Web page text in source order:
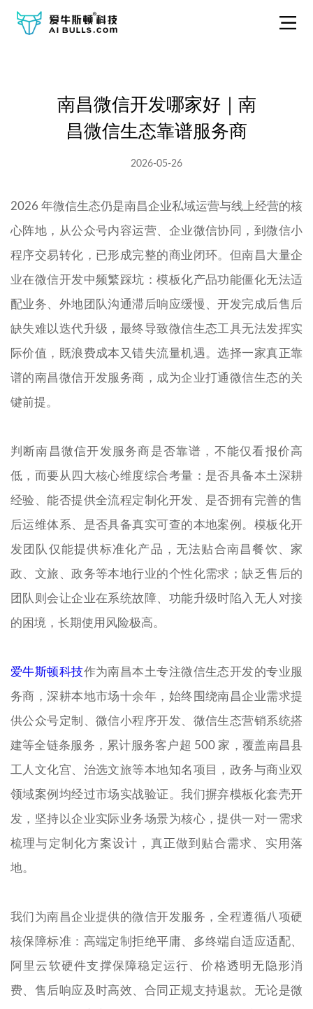
南昌微信开发哪家好｜南
昌微信生态靠谱服务商
2026-05-26
2026 年微信生态仍是南昌企业私域运营与线上经营的核
心阵地，从公众号内容运营、企业微信协同，到微信小
程序交易转化，已形成完整的商业闭环。但南昌大量企
业在微信开发中频繁踩坑：模板化产品功能僵化无法适
配业务、外地团队沟通滞后响应缓慢、开发完成后售后
缺失难以迭代升级，最终导致微信生态工具无法发挥实
际价值，既浪费成本又错失流量机遇。选择一家真正靠
谱的南昌微信开发服务商，成为企业打通微信生态的关
键前提。
判断南昌微信开发服务商是否靠谱，不能仅看报价高
低，而要从四大核心维度综合考量：是否具备本土深耕
经验、能否提供全流程定制化开发、是否拥有完善的售
后运维体系、是否具备真实可查的本地案例。模板化开
发团队仅能提供标准化产品，无法贴合南昌餐饮、家
政、文旅、政务等本地行业的个性化需求；缺乏售后的
团队则会让企业在系统故障、功能升级时陷入无人对接
的困境，长期使用风险极高。
爱牛斯顿科技作为南昌本土专注微信生态开发的专业服
务商，深耕本地市场十余年，始终围绕南昌企业需求提
供公众号定制、微信小程序开发、微信生态营销系统搭
建等全链条服务，累计服务客户超 500 家，覆盖南昌县
工人文化宫、治选文旅等本地知名项目，政务与商业双
领域案例均经过市场实战验证。我们摒弃模板化套壳开
发，坚持以企业实际业务场景为核心，提供一对一需求
梳理与定制化方案设计，真正做到贴合需求、实用落
地。
我们为南昌企业提供的微信开发服务，全程遵循八项硬
核保障标准：高端定制拒绝平庸、多终端自适应适配、
阿里云软硬件支撑保障稳定运行、价格透明无隐形消
费、售后响应及时高效、合同正规支持退款。无论是微